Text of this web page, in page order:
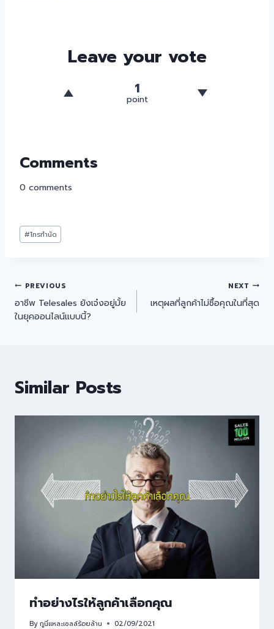
Leave your vote
1
point
Comments
0 comments
#โทรทำนัด
PREVIOUS
อาชีพ Telesales ยังเจ๋งอยู่มั้ย
ในยุคออนไลน์แบบนี้?
NEXT
เหตุผลที่ลูกค้าไม่ซื้อคุณในที่สุด
Similar Posts
ทำอย่างไรให้ลูกค้าเลือกคุณ
Byกูนี่แหละเซลล์ร้อยล้าน 02/09/2021